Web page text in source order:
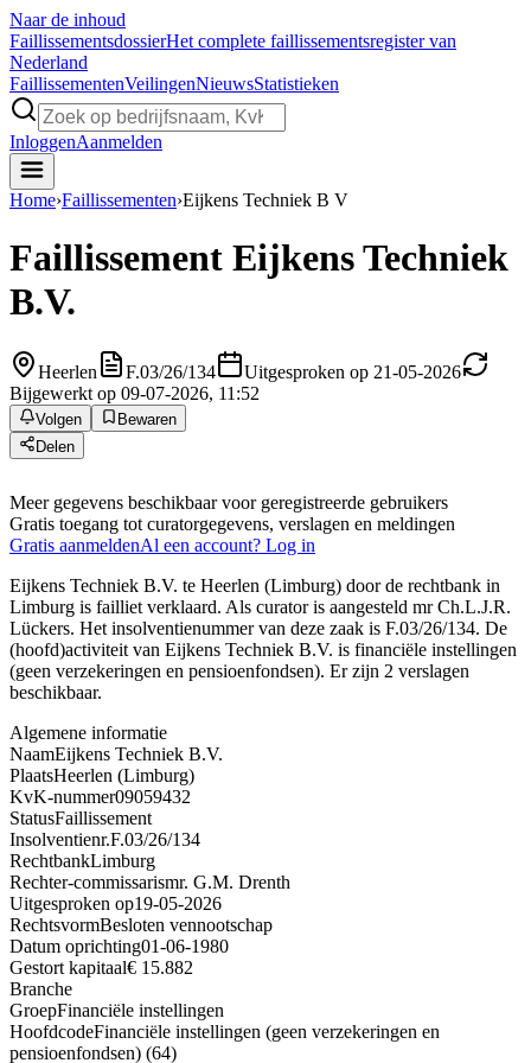
Naar de inhoud
FaillissementsdossierHet complete faillissementsregister van
Nederland
FaillissementenVeilingenNieuwsStatistieken
InloggenAanmelden
Home›Faillissementen›Eijkens Techniek B V
Faillissement Eijkens Techniek
B.V.
Heerlen F.03/26/134
Uitgesproken op 21-05-2026
Bijgewerkt op 09-07-2026, 11:52
Volgen
Bewaren
Delen
Meer gegevens beschikbaar voor geregistreerde gebruikers
Gratis toegang tot curatorgegevens, verslagen en meldingen
Gratis aanmeldenAl een account? Log in
Eijkens Techniek B.V. te Heerlen (Limburg) door de rechtbank in
Limburg is failliet verklaard. Als curator is aangesteld mr Ch.L.J.R.
Lückers. Het insolventienummer van deze zaak is F.03/26/134. De
(hoofd)activiteit van Eijkens Techniek B.V. is financiële instellingen
(geen verzekeringen en pensioenfondsen). Er zijn 2 verslagen
beschikbaar.
Algemene informatie
NaamEijkens Techniek B.V.
PlaatsHeerlen (Limburg)
KvK-nummer09059432
StatusFaillissement
Insolventienr.F.03/26/134
RechtbankLimburg
Rechter-commissarismr. G.M. Drenth
Uitgesproken op19-05-2026
RechtsvormBesloten vennootschap
Datum oprichting01-06-1980
Gestort kapitaal€ 15.882
Branche
GroepFinanciële instellingen
HoofdcodeFinanciële instellingen (geen verzekeringen en
pensioenfondsen) (64)